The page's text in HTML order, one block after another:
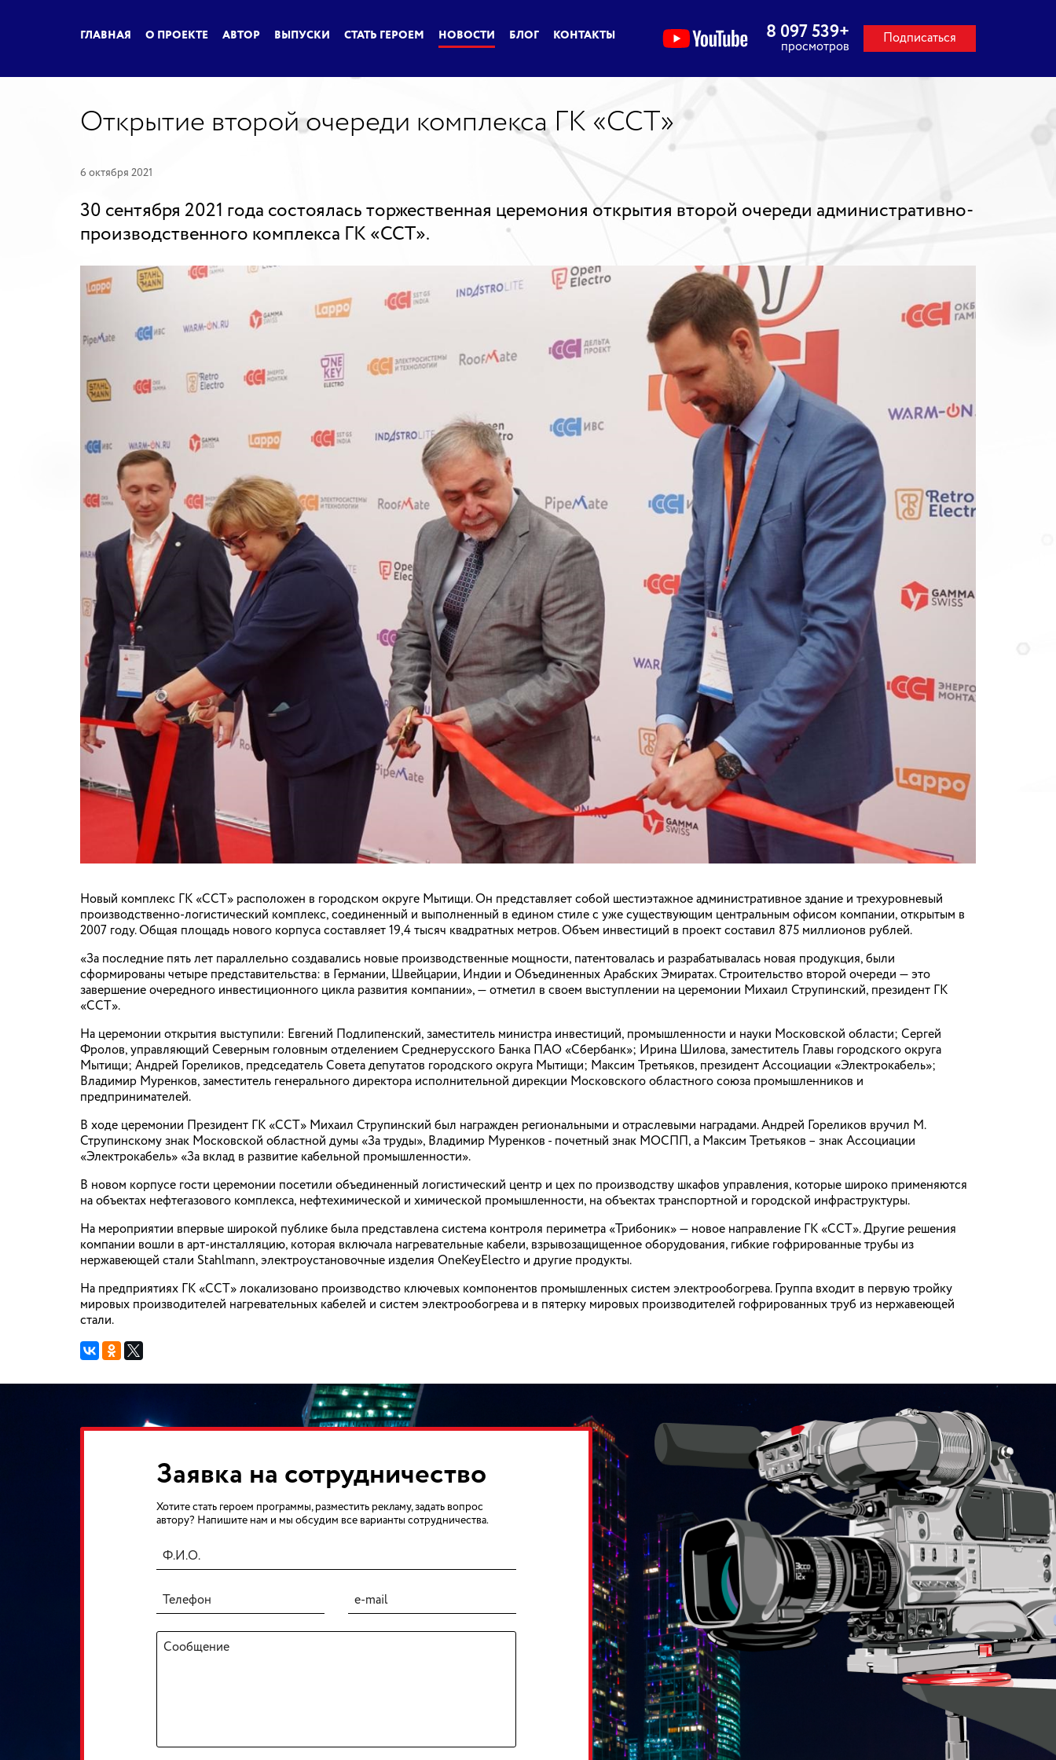
ГЛАВНАЯ О ПРОЕКТЕ АВТОР ВЫПУСКИ СТАТЬ ГЕРОЕМ НОВОСТИ БЛОГ КОНТАКТЫ 8 097 539+
просмотров Подписаться
Открытие второй очереди комплекса ГК «ССТ»
6 октября 2021
30 сентября 2021 года состоялась торжественная церемония открытия второй очереди административно-
производственного комплекса ГК «ССТ».
Новый комплекс ГК «ССТ» расположен в городском округе Мытищи. Он представляет собой шестиэтажное административное здание и трехуровневый
производственно-логистический комплекс, соединенный и выполненный в едином стиле с уже существующим центральным офисом компании, открытым в
2007 году. Общая площадь нового корпуса составляет 19,4 тысяч квадратных метров. Объем инвестиций в проект составил 875 миллионов рублей.
«За последние пять лет параллельно создавались новые производственные мощности, патентовалась и разрабатывалась новая продукция, были
сформированы четыре представительства: в Германии, Швейцарии, Индии и Объединенных Арабских Эмиратах. Строительство второй очереди — это
завершение очередного инвестиционного цикла развития компании», — отметил в своем выступлении на церемонии Михаил Струпинский, президент ГК
«ССТ».
На церемонии открытия выступили: Евгений Подлипенский, заместитель министра инвестиций, промышленности и науки Московской области; Сергей
Фролов, управляющий Северным головным отделением Среднерусского Банка ПАО «Сбербанк»; Ирина Шилова, заместитель Главы городского округа
Мытищи; Андрей Гореликов, председатель Совета депутатов городского округа Мытищи; Максим Третьяков, президент Ассоциации «Электрокабель»;
Владимир Муренков, заместитель генерального директора исполнительной дирекции Московского областного союза промышленников и
предпринимателей.
В ходе церемонии Президент ГК «ССТ» Михаил Струпинский был награжден региональными и отраслевыми наградами. Андрей Гореликов вручил М.
Струпинскому знак Московской областной думы «За труды», Владимир Муренков - почетный знак МОСПП, а Максим Третьяков – знак Ассоциации
«Электрокабель» «За вклад в развитие кабельной промышленности».
В новом корпусе гости церемонии посетили объединенный логистический центр и цех по производству шкафов управления, которые широко применяются
на объектах нефтегазового комплекса, нефтехимической и химической промышленности, на объектах транспортной и городской инфраструктуры.
На мероприятии впервые широкой публике была представлена система контроля периметра «Трибоник» — новое направление ГК «ССТ». Другие решения
компании вошли в арт-инсталляцию, которая включала нагревательные кабели, взрывозащищенное оборудования, гибкие гофрированные трубы из
нержавеющей стали Stahlmann, электроустановочные изделия OneKeyElectro и другие продукты.
На предприятиях ГК «ССТ» локализовано производство ключевых компонентов промышленных систем электрообогрева. Группа входит в первую тройку
мировых производителей нагревательных кабелей и систем электрообогрева и в пятерку мировых производителей гофрированных труб из нержавеющей
стали.
Заявка на сотрудничество
Хотите стать героем программы, разместить рекламу, задать вопрос
автору? Напишите нам и мы обсудим все варианты сотрудничества.